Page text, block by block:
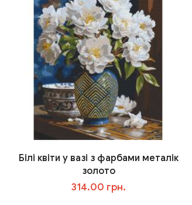
Білі квіти у вазі з фарбами металік
золото
314.00 грн.